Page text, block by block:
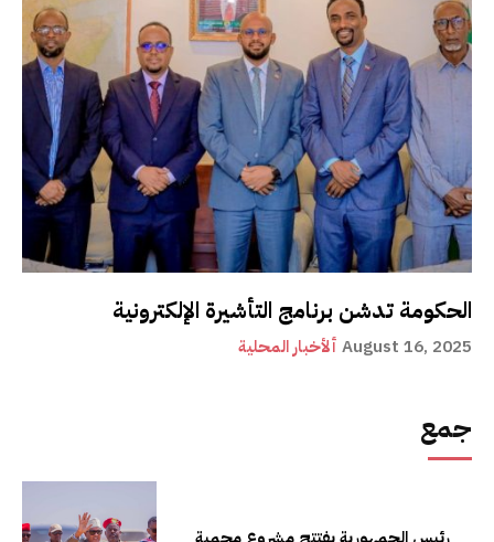
الحكومة تدشن برنامج التأشيرة الإلكترونية
ألأخبار المحلية August 16, 2025
جمع
رئيس الجمهورية يفتتح مشروع محمية